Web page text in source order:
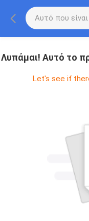
Λυπάμαι! Αυτό το
Let's see if